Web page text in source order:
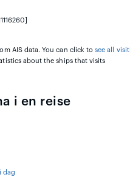
AIS data. You can click tosee all
about the ships that visits
i en reise
dag